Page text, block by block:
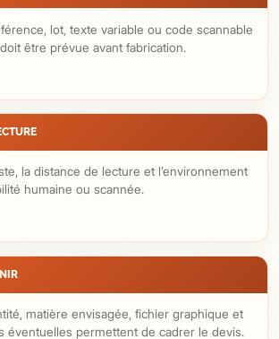
lot, texte variable ou code scannable
être prévue avant fabrication.
la distance de lecture et l’environnement
humaine ou scannée.
matière envisagée, fichier graphique et
éventuelles permettent de cadrer le devis.